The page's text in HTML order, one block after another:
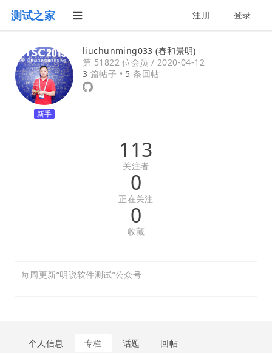
测试之家 注册 登录
新手
liuchunming033 (春和景明)
第 51822 位会员 / 2020-04-12
3 篇帖子 • 5 条回帖
113
关注者
0
正在关注
0
收藏
每周更新“明说软件测试”公众号
个人信息 专栏 话题 回帖